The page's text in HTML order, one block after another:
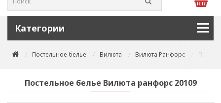
Категории
Постельное белье Вилюта Вилюта Ранфорс
Постельное белье Вилюта ранфорс 20109